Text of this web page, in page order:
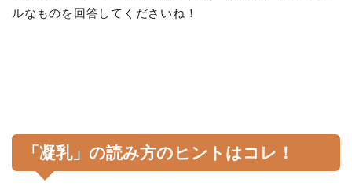
ルなものを回答してくださいね！
「凝乳」の読み方のヒントはコレ！